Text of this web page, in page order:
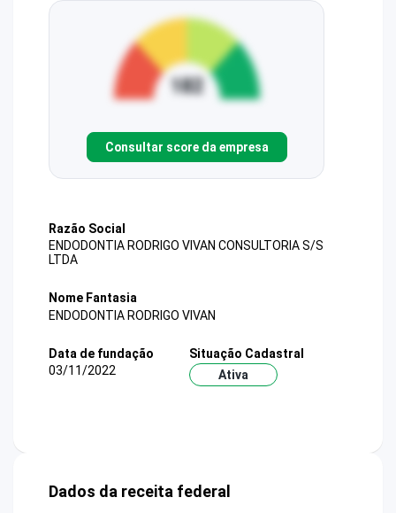
Consultar score da empresa
Razão Social
ENDODONTIA RODRIGO VIVAN CONSULTORIA S/S
LTDA
Nome Fantasia
ENDODONTIA RODRIGO VIVAN
Data de fundação
03/11/2022
Situação Cadastral
Ativa
Dados da receita federal